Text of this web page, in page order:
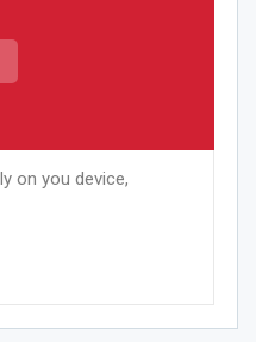
on you device,